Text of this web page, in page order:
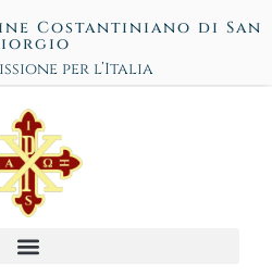
Costantiniano di San
per l’Italia